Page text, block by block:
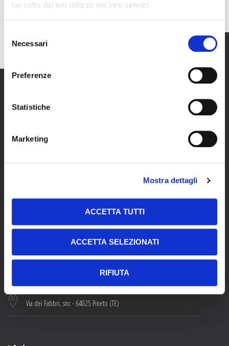
raccolto dal tuo utilizzo dei loro servizi.
delNecessari
Preferenze
Statistiche
Marketing
Mostra dettagli
ACCETTA TUTTI
ACCETTA SELEZIONATI
RIFIUTA
Via dei Fabbri, snc - 64025 Pineto (TE)